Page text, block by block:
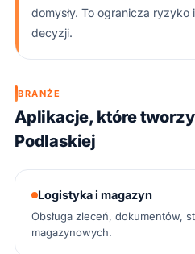
domysły. To ogranicza
decyzji.
BRANŻE
Aplikacje, które
Podlaskiej
Logistyka i magazyn
Obsługa zleceń, dokumentów,
magazynowych.